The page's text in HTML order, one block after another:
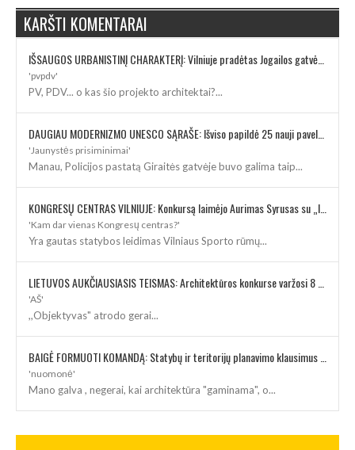
KARŠTI KOMENTARAI
'pvpdv'
PV, PDV... o kas šio projekto architektai?...
'Jaunystės prisiminimai'
Manau, Policijos pastatą Giraitės gatvėje buvo galima taip...
'Kam dar vienas Kongresų centras?'
Yra gautas statybos leidimas Vilniaus Sporto rūmų...
'AŠ'
,,Objektyvas" atrodo gerai...
'nuomonė'
Mano galva , negerai, kai architektūra "gaminama", o...